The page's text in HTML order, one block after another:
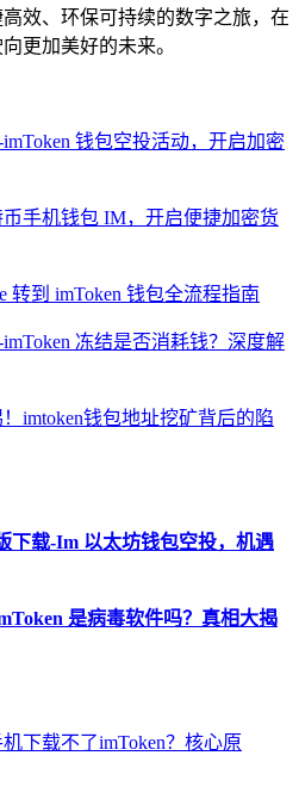
效、环保可持续的数字之旅，在
更加美好的未来。
钱包空投活动，开启加密
手机钱包 IM，开启便捷加密货
转到 imToken 钱包全流程指南
冻结是否消耗钱？深度解
imtoken钱包地址挖矿背后的陷
下载-Im 以太坊钱包空投，机遇
是病毒软件吗？真相大揭